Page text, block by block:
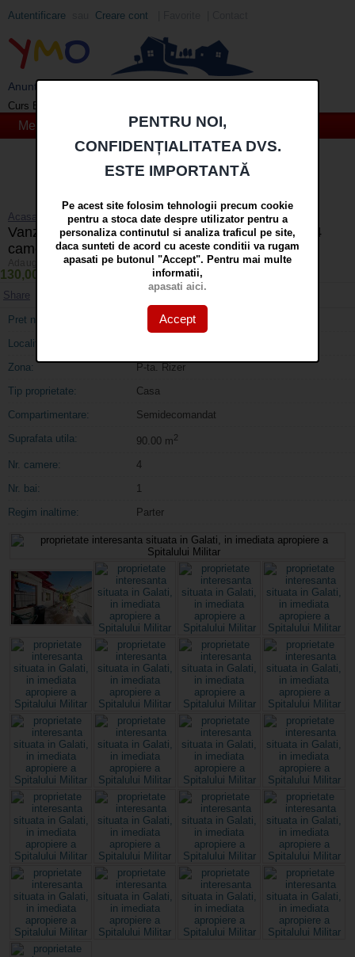
Autentificare Creare cont
YMO
Anunturi imobiliare din Galati si Braila - YMO
Curs BNR 06/08/2026:
Meniu
Acasa
Case si vile
Vanzare casa situata in Galati, langa Sp. Militar, 4
camere, teren 280 mp, partial renovata
Adaugat/actualizat pe 04 Aug 2026 | Accesari: 5330 | Nr. anunt: 3812
130,000 EURO
(682,357 lei curs BNR 06.08.2026)
Share
Printati
Pret negociabil:
Localitate:
Zona:
P-ta. Rizer
Tip proprietate:
Casa
Compartimentare:
Semidecomandat
Suprafata utila:
90.00 m2
Nr. camere:
4
Nr. bai:
1
Regim inaltime:
Parter
PENTRU NOI,
CONFIDENȚIALITATEA DVS.
ESTE IMPORTANTĂ
Pe acest site folosim tehnologii precum cookie
pentru a stoca date despre utilizator pentru a
personaliza continutul si analiza traficul pe site,
daca sunteti de acord cu aceste conditii va rugam
apasati pe butonul "Accept". Pentru mai multe
informatii,
apasati aici.
Accept